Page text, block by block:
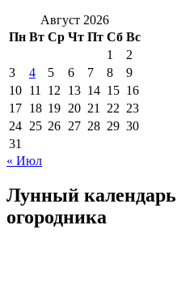
Август 2026
Пн Вт Ср Чт Пт Сб Вс
1
2
3
4 5 6 7 8
9
10 11 12 13 14 15 16
17 18 19 20 21 22 23
24 25 26 27 28 29 30
31
« Июл
Лунный календарь
огородника